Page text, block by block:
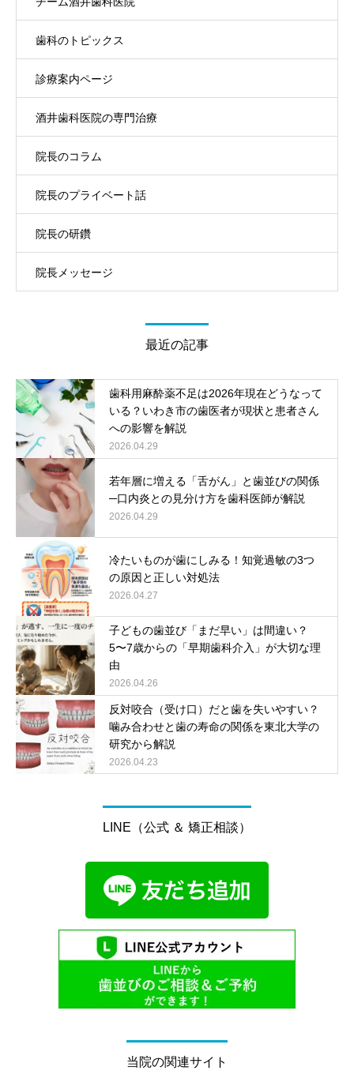
歯科のトピックス
診療案内ページ
酒井歯科医院の専門治療
院長のコラム
院長のプライベート話
院長の研鑽
院長メッセージ
最近の記事
歯科用麻酔薬不足は2026年現在どうなって
いる？いわき市の歯医者が現状と患者さん
への影響を解説
2026.04.29
若年層に増える「舌がん」と歯並びの関係
─口内炎との見分け方を歯科医師が解説
2026.04.29
冷たいものが歯にしみる！知覚過敏の3つ
の原因と正しい対処法
2026.04.27
子どもの歯並び「まだ早い」は間違い？
5〜7歳からの「早期歯科介入」が大切な理
由
2026.04.26
反対咬合（受け口）だと歯を失いやすい？
噛み合わせと歯の寿命の関係を東北大学の
研究から解説
2026.04.23
LINE（公式 ＆ 矯正相談）
当院の関連サイト